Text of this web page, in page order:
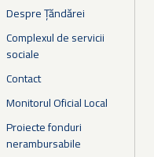
Despre Țăndărei
Complexul de servicii
sociale
Contact
Monitorul Oficial Local
Proiecte fonduri
nerambursabile